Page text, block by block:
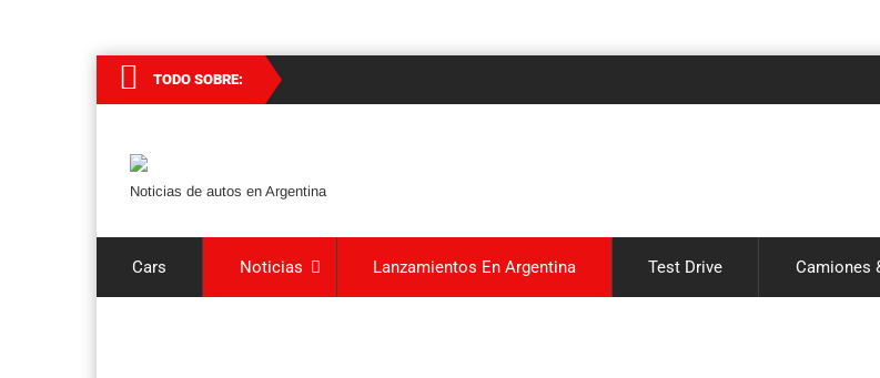
TODO SOBRE:
Noticias de autos en Argentina
Cars Noticias Lanzamientos En Argentina Test Drive Camiones